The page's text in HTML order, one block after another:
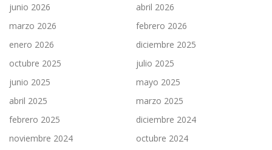
junio 2026
abril 2026
marzo 2026
febrero 2026
enero 2026
diciembre 2025
octubre 2025
julio 2025
junio 2025
mayo 2025
abril 2025
marzo 2025
febrero 2025
diciembre 2024
noviembre 2024
octubre 2024